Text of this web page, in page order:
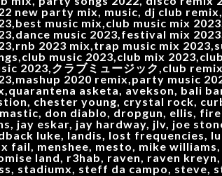
new party mix, music, dj club
music mix,club music mix
music 2023,festival mix
2023 mix,trap music mix
music 2023,club mix
2023,クラブミュージック,club
2020 remix,party music
asketa, avekson, bali
chester young, crystal rock,
don diablo, dropgun, ellis,
jay eskar, jay hardway, jlv, joe
luke, landis, lost frequencies,
fail, menshee, mesto, mike
land, r3hab, raven, raven
stadiumx, steff da campo, steve,